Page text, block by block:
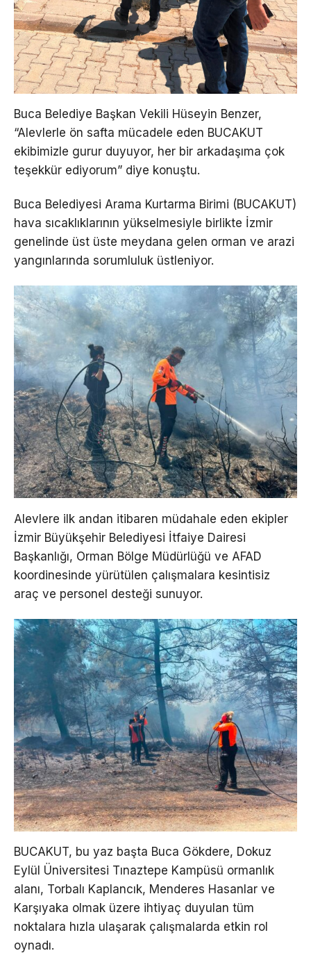
Buca Belediye Başkan Vekili Hüseyin Benzer,
“Alevlerle ön safta mücadele eden BUCAKUT
ekibimizle gurur duyuyor, her bir arkadaşıma çok
teşekkür ediyorum” diye konuştu.
Buca Belediyesi Arama Kurtarma Birimi (BUCAKUT)
hava sıcaklıklarının yükselmesiyle birlikte İzmir
genelinde üst üste meydana gelen orman ve arazi
yangınlarında sorumluluk üstleniyor.
Alevlere ilk andan itibaren müdahale eden ekipler
İzmir Büyükşehir Belediyesi İtfaiye Dairesi
Başkanlığı, Orman Bölge Müdürlüğü ve AFAD
koordinesinde yürütülen çalışmalara kesintisiz
araç ve personel desteği sunuyor.
BUCAKUT, bu yaz başta Buca Gökdere, Dokuz
Eylül Üniversitesi Tınaztepe Kampüsü ormanlık
alanı, Torbalı Kaplancık, Menderes Hasanlar ve
Karşıyaka olmak üzere ihtiyaç duyulan tüm
noktalara hızla ulaşarak çalışmalarda etkin rol
oynadı.